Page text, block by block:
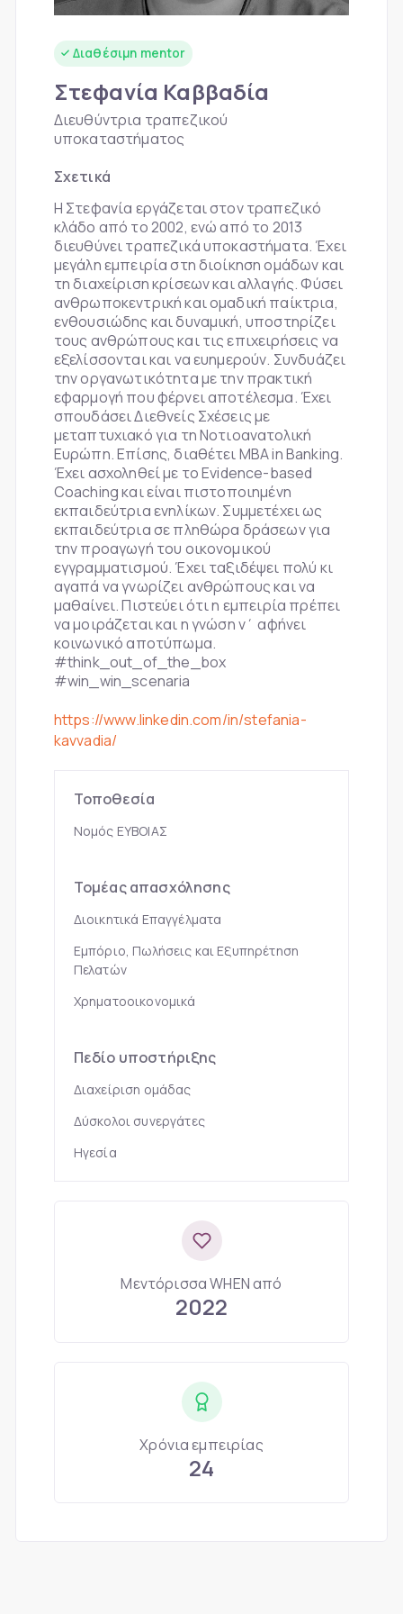
Διαθέσιμη mentor
Στεφανία Καββαδία
Διευθύντρια τραπεζικού
υποκαταστήματος
Σχετικά
Η Στεφανία εργάζεται στον τραπεζικό
κλάδο από το 2002, ενώ από το 2013
διευθύνει τραπεζικά υποκαστήματα. Έχει
μεγάλη εμπειρία στη διοίκηση ομάδων και
τη διαχείριση κρίσεων και αλλαγής. Φύσει
ανθρωποκεντρική και ομαδική παίκτρια,
ενθουσιώδης και δυναμική, υποστηρίζει
τους ανθρώπους και τις επιχειρήσεις να
εξελίσσονται και να ευημερούν. Συνδυάζει
την οργανωτικότητα με την πρακτική
εφαρμογή που φέρνει αποτέλεσμα. Έχει
σπουδάσει Διεθνείς Σχέσεις με
μεταπτυχιακό για τη Νοτιοανατολική
Ευρώπη. Επίσης, διαθέτει MBA in Banking.
Έχει ασχοληθεί με το Evidence-based
Coaching και είναι πιστοποιημένη
εκπαιδεύτρια ενηλίκων. Συμμετέχει ως
εκπαιδεύτρια σε πληθώρα δράσεων για
την προαγωγή του οικονομικού
εγγραμματισμού. Έχει ταξιδέψει πολύ κι
αγαπά να γνωρίζει ανθρώπους και να
μαθαίνει. Πιστεύει ότι η εμπειρία πρέπει
να μοιράζεται και η γνώση ν΄ αφήνει
κοινωνικό αποτύπωμα.
#think_out_of_the_box
#win_win_scenaria
https://www.linkedin.com/in/stefania-
kavvadia/
Τοποθεσία
Νομός ΕΥΒΟΙΑΣ
Τομέας απασχόλησης
Διοικητικά Επαγγέλματα
Εμπόριο, Πωλήσεις και Εξυπηρέτηση
Πελατών
Χρηματοοικονομικά
Πεδίο υποστήριξης
Διαχείριση ομάδας
Δύσκολοι συνεργάτες
Ηγεσία
Μεντόρισσα WHEN από
2022
Χρόνια εμπειρίας
24